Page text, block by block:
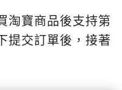
淘寶商品後支持第
提交訂單後，接著